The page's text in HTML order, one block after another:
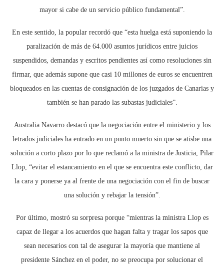
mayor si cabe de un servicio público fundamental”.
En este sentido, la popular recordó que “esta huelga está suponiendo la
paralización de más de 64.000 asuntos jurídicos entre juicios
suspendidos, demandas y escritos pendientes así como resoluciones sin
firmar, que además supone que casi 10 millones de euros se encuentren
bloqueados en las cuentas de consignación de los juzgados de Canarias y
también se han parado las subastas judiciales”.
Australia Navarro destacó que la negociación entre el ministerio y los
letrados judiciales ha entrado en un punto muerto sin que se atisbe una
solución a corto plazo por lo que reclamó a la ministra de Justicia, Pilar
Llop, “evitar el estancamiento en el que se encuentra este conflicto, dar
la cara y ponerse ya al frente de una negociación con el fin de buscar
una solución y rebajar la tensión”.
Por último, mostró su sorpresa porque “mientras la ministra Llop es
capaz de llegar a los acuerdos que hagan falta y tragar los sapos que
sean necesarios con tal de asegurar la mayoría que mantiene al
presidente Sánchez en el poder, no se preocupa por solucionar el